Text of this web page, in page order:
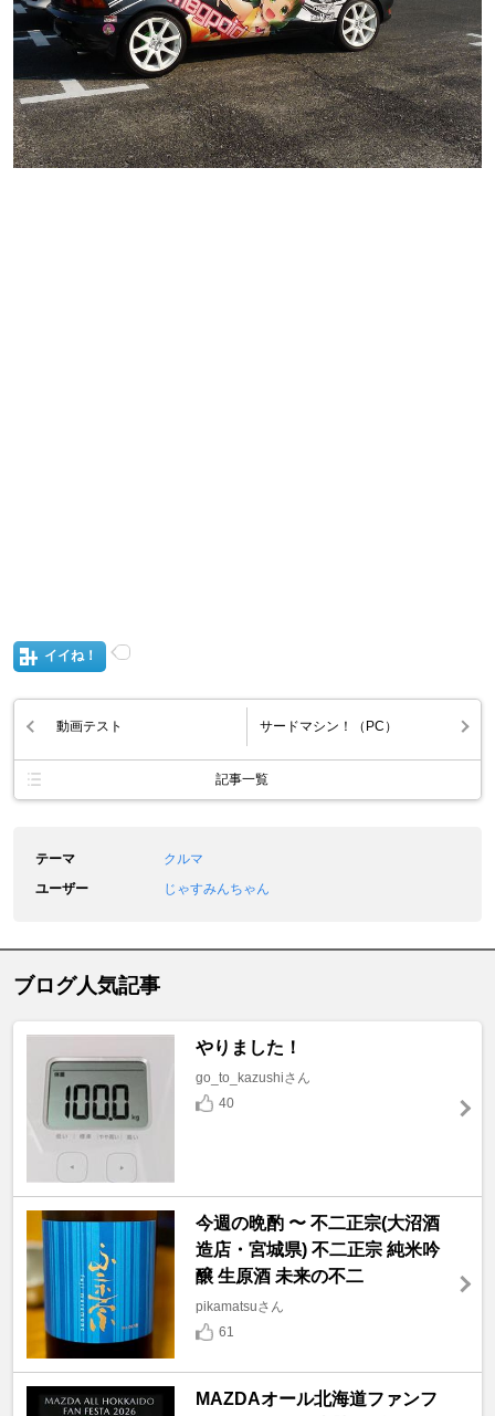
イイね！
動画テスト サードマシン！（PC）
記事一覧
テーマ
クルマ
ユーザー
じゃすみんちゃん
ブログ人気記事
やりました！
go_to_kazushiさん
40
今週の晩酌 〜 不二正宗(大沼酒
造店・宮城県) 不二正宗 純米吟
醸 生原酒 未来の不二
pikamatsuさん
61
MAZDAオール北海道ファンフ